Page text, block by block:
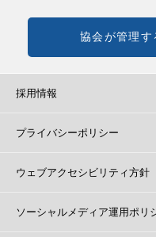
協会が管理
採用情報
プライバシーポリシー
ウェブアクセシビリティ方針
ソーシャルメディア運用ポリ